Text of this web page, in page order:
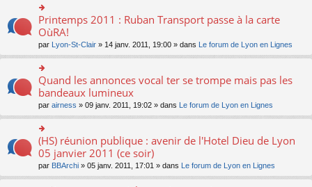
nt
pl
u
s
ré
nt
e
n
o
lu
le
pl
u
s
ré
nt
m
e
s
a
e
n
o
n
le
u
s
ré
c
s
ult
er
le
m
e
s
s
a
g
e
n
o
n
lu
pl
o
n
ult
er
le
m
e
s
g
e
n
o
n
Printemps 2011 : Ruban Transport passe à la carte
OùRA!
par Lyon-St-Clair » 14 janv. 2011, 19:00 » dans Le forum de Lyon en Lignes
o
n
ult
er
le
m
e
s
Quand les annonces vocal ter se trompe mais pas les
bandeaux lumineux
par airness » 09 janv. 2011, 19:02 » dans Le forum de Lyon en Lignes
o
n
ult
er
(HS) réunion publique : avenir de l'Hotel Dieu de Lyon
05 janvier 2011 (ce soir)
par BBArchi » 05 janv. 2011, 17:01 » dans Le forum de Lyon en Lignes